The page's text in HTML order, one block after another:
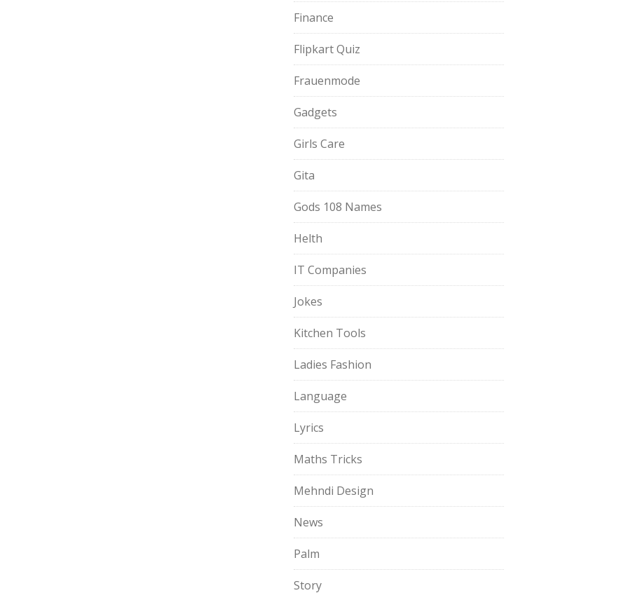
Finance
Flipkart Quiz
Frauenmode
Gadgets
Girls Care
Gita
Gods 108 Names
Helth
IT Companies
Jokes
Kitchen Tools
Ladies Fashion
Language
Lyrics
Maths Tricks
Mehndi Design
News
Palm
Story